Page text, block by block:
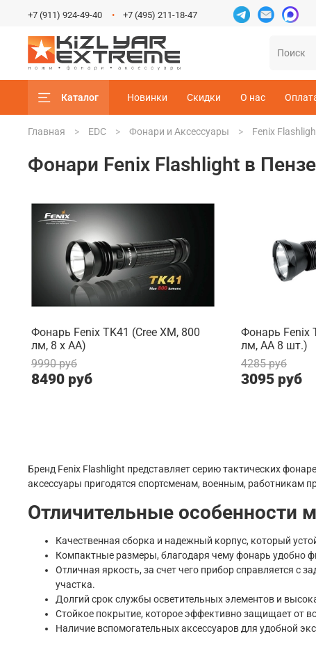
+7 (911) 924-49-40 +7 (495) 211-18-47
Каталог Новинки Скидки О нас
Главная EDC Фонари и Аксессуары Fenix
Фонари Fenix Flashlight в Пензе
Фонарь Fenix TK41 (Cree XM, 800
лм, 8 х АА)
9990 руб
8490 руб
Фонарь Fenix
лм, AA 8 шт.)
4285 руб
3095 руб
Бренд Fenix Flashlight представляет серию тактических
аксессуары пригодятся спортсменам, военным, работникам
Отличительные особенности
Качественная сборка и надежный корпус, который
Компактные размеры, благодаря чему фонарь удобно
Отличная яркость, за счет чего прибор справляется с
участка.
Долгий срок службы осветительных элементов и
Стойкое покрытие, которое эффективно защищает от
Наличие вспомогательных аксессуаров для удобной